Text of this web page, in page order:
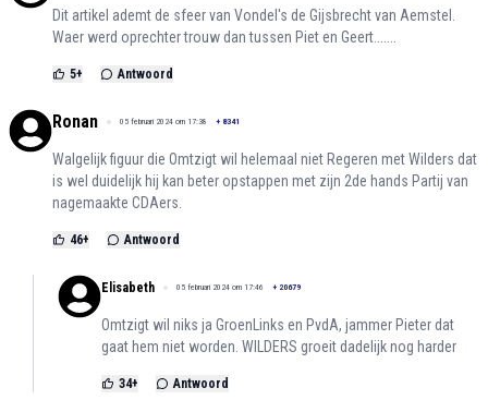
Dit artikel ademt de sfeer van Vondel's de Gijsbrecht van Aemstel.
Waer werd oprechter trouw dan tussen Piet en Geert.......
5+ Antwoord
Ronan 05 februari 2024 om 17:38 + 8341
Walgelijk figuur die Omtzigt wil helemaal niet Regeren met Wilders dat
is wel duidelijk hij kan beter opstappen met zijn 2de hands Partij van
nagemaakte CDAers.
46+ Antwoord
Elisabeth 05 februari 2024 om 17:46 + 20679
Omtzigt wil niks ja GroenLinks en PvdA, jammer Pieter dat
gaat hem niet worden. WILDERS groeit dadelijk nog harder
34+ Antwoord